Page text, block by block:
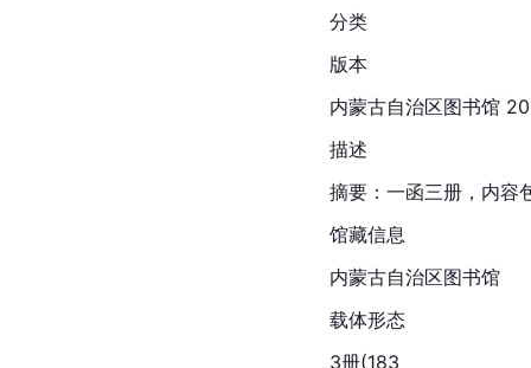
分类
版本
内蒙古自治区图书馆
描述
摘要：一函三册，内容
馆藏信息
内蒙古自治区图书馆
载体形态
3册(183